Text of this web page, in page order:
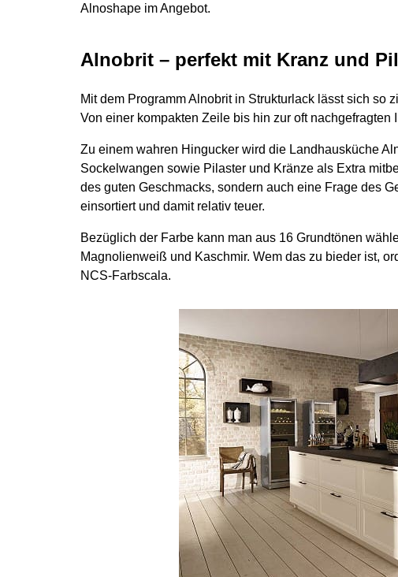
Alnoshape im Angebot.
Alnobrit – perfekt mit Kranz und
Mit dem Programm Alnobrit in Strukturlack lässt sich so
Von einer kompakten Zeile bis hin zur oft nachgefragten
Zu einem wahren Hingucker wird die Landhausküche
Sockelwangen sowie Pilaster und Kränze als Extra
des guten Geschmacks, sondern auch eine Frage des
einsortiert und damit relativ teuer.
Bezüglich der Farbe kann man aus 16 Grundtönen
Magnolienweiß und Kaschmir. Wem das zu bieder ist,
NCS-Farbscala.